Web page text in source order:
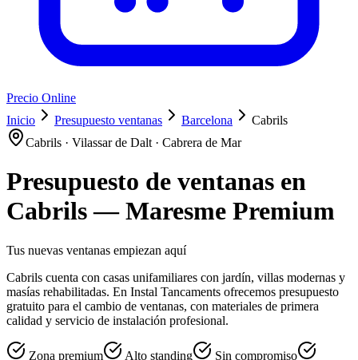
Precio Online
Inicio
Presupuesto ventanas Barcelona
Cabrils
Cabrils · Vilassar de Dalt · Cabrera de Mar
Presupuesto de ventanas en
Cabrils— Maresme Premium
Tus nuevas ventanas empiezan aquí
Cabrils cuenta con casas unifamiliares con jardín, villas modernas y
masías rehabilitadas. En Instal Tancaments ofrecemos presupuesto
gratuito para el cambio de ventanas, con materiales de primera
calidad y servicio de instalación profesional.
Zona premium Alto standing
Sin compromiso